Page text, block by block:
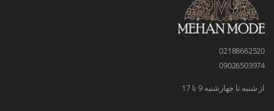
02188662520
09026503974
از شنبه تا چهارشنبه 9 تا 17